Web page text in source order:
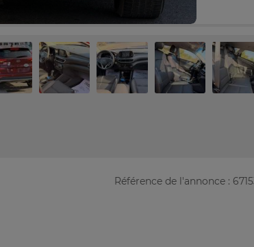
Référence de l'annonce :